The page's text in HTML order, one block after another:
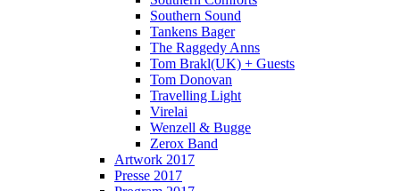
Southern Sound
Tankens Bager
The Raggedy Anns
Tom Brakl(UK) + Guests
Tom Donovan
Travelling Light
Virelai
Wenzell & Bugge
Zerox Band
Artwork 2017
Presse 2017